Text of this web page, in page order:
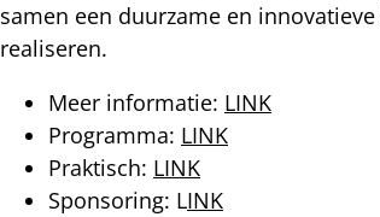
samen een duurzame en
realiseren.
Meer informatie: LINK
Programma: LINK
Praktisch: LINK
Sponsoring: LINK